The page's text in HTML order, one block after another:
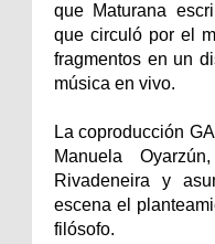
que Maturana
que circuló por el
fragmentos en un
música en vivo.
La coproducción
Manuela
Rivadeneira y
escena el
filósofo.